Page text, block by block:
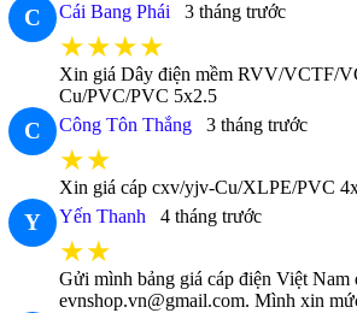
C Cái Bang Phái 3 tháng trước
★★★★
Xin giá Dây điện mềm RVV/VCTF/
Cu/PVC/PVC 5x2.5
C Công Tôn Thắng 3 tháng trước
★★
Xin giá cáp cxv/yjv-Cu/XLPE/PVC
Y Yến Thanh 4 tháng trước
★★
Gửi mình bảng giá cáp điện Việt Nam
evnshop.vn@gmail.com. Mình xin